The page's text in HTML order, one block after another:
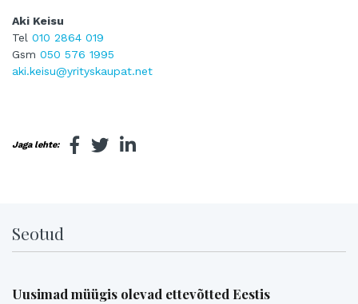
Aki Keisu
Tel 010 2864 019
Gsm 050 576 1995
aki.keisu@yrityskaupat.net
Jaga lehte:
Seotud
Uusimad müügis olevad ettevõtted Eestis